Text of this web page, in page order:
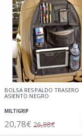
BOLSA RESPALDO TRASERO
ASIENTO NEGRO
MILTIGRIP
20,78€ 26,88€